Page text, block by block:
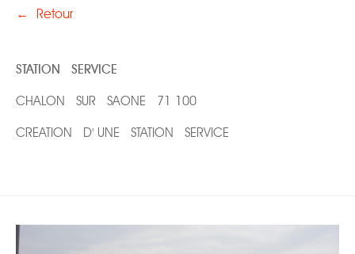
← Retour
STATION SERVICE
CHALON SUR SAONE 71 100
CREATION D' UNE STATION SERVICE